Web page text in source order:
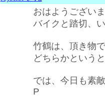
おはようございま
バイクと踏切、
竹鶴は、頂き物
どちらかという
では、今日も素
P